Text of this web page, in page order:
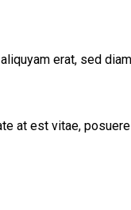
erat, sed
at est vitae,